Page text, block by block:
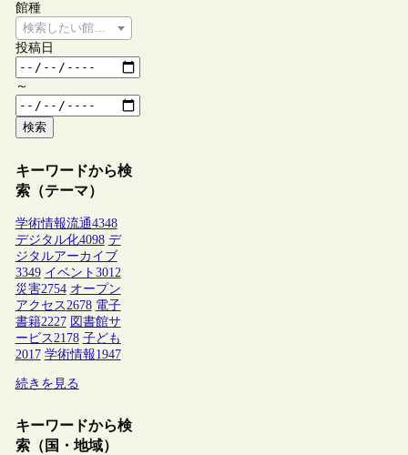
館種
検索したい館種を選択してください
投稿日
～
検索
キーワードから検
索（テーマ）
学術情報流通4348
デジタル化4098 デ
ジタルアーカイブ
3349 イベント 3012
災害2754 オープン
アクセス2678 電子
書籍2227 図書館サ
ービス2178 子ども
2017 学術情報1947
続きを見る
キーワードから検
索（国・地域）